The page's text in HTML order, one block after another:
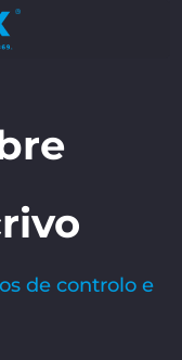
de controlo e